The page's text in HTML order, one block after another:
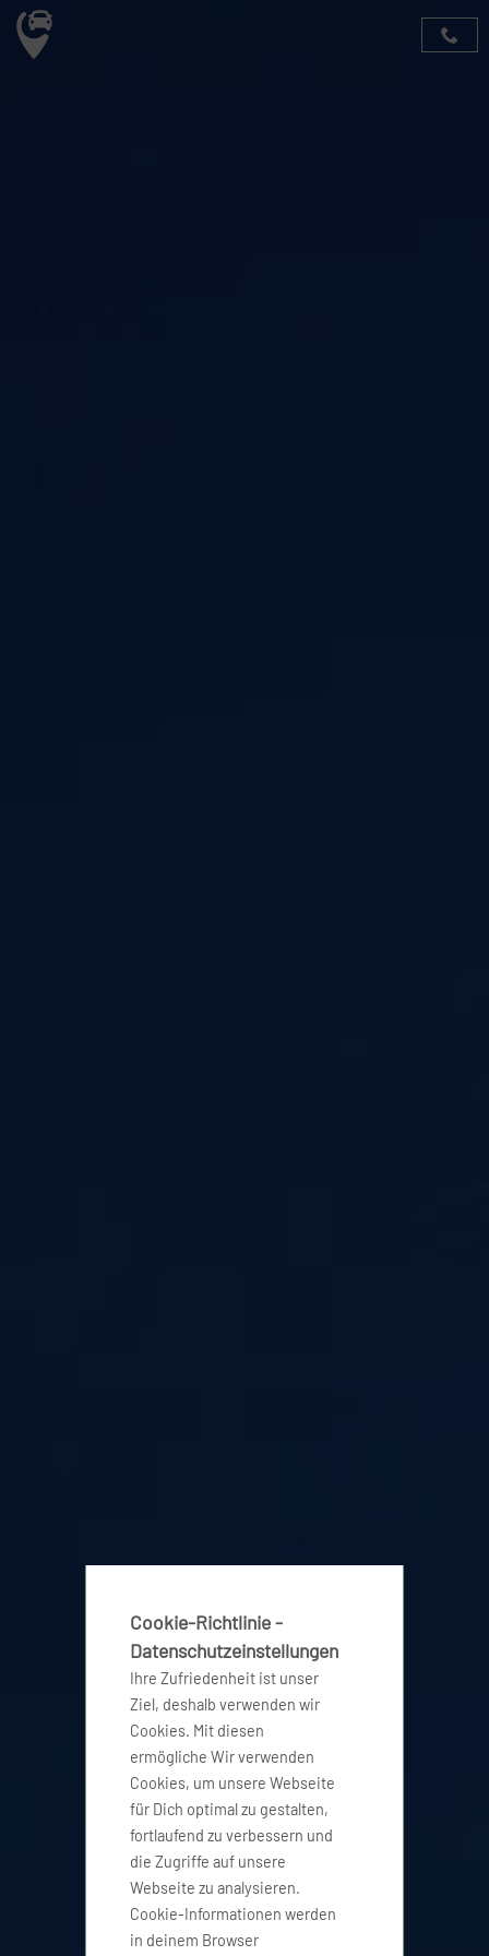
Cookie-Richtlinie -
Datenschutzeinstellungen
Ihre Zufriedenheit ist unser
Ziel, deshalb verwenden wir
Cookies. Mit diesen
ermögliche Wir verwenden
Cookies, um unsere Webseite
für Dich optimal zu gestalten,
fortlaufend zu verbessern und
die Zugriffe auf unsere
Webseite zu analysieren.
Cookie-Informationen werden
in deinem Browser